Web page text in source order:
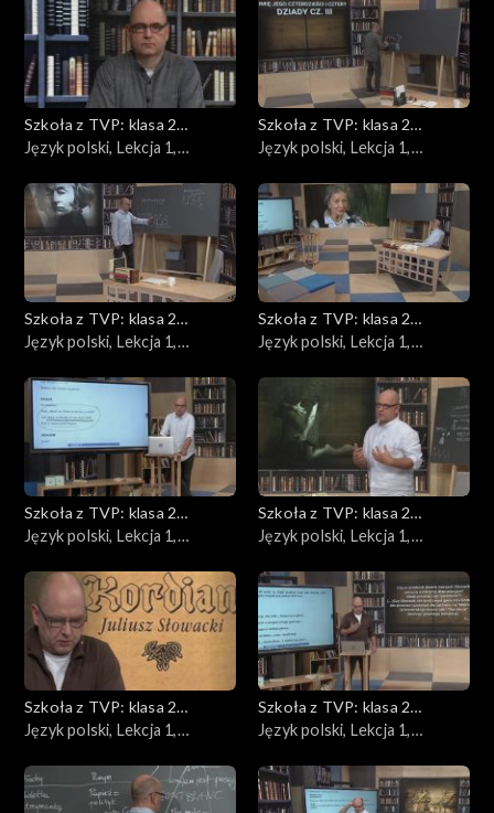
Szkoła z TVP: klasa 2
ponadpodstawowa
Język polski, Lekcja 1,
Szkoła z TVP: klasa 2
ponadpodstawowa
Język polski, Lekcja 1,
Szkoła z TVP: klasa 2
ponadpodstawowa
Język polski, Lekcja 1,
Szkoła z TVP: klasa 2
ponadpodstawowa
Język polski, Lekcja 1,
Szkoła z TVP: klasa 2
ponadpodstawowa
Język polski, Lekcja 1,
Szkoła z TVP: klasa 2
ponadpodstawowa
Język polski, Lekcja 1,
Szkoła z TVP: klasa 2
ponadpodstawowa
Język polski, Lekcja 1,
Szkoła z TVP: klasa 2
ponadpodstawowa
Język polski, Lekcja 1,